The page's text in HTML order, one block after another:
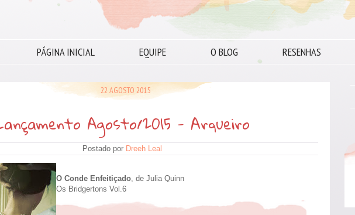
PÁGINA INICIAL EQUIPE O BLOG RESENHAS
22 AGOSTO 2015
Agosto/2015 - Arqueiro
Postado por Dreeh Leal
O Conde Enfeitiçado, de Julia Quinn
Os Bridgertons Vol.6